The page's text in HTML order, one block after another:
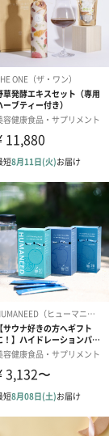
スから、 赤
、
、赤ちゃんと
お口に入った
消臭スプレー。
が触れても無害
素系特有の匂い
ないウイルス・
ます。